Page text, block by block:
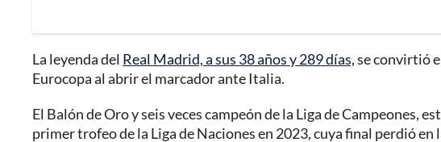
La leyenda del Real Madrid, a sus 38 años y 289 días,se convirtió
Eurocopa al abrir el marcador ante Italia.
El Balón de Oro y seis veces campeón de la Liga de Campeones,
primer trofeo de la Liga de Naciones en 2023, cuya final perdió en